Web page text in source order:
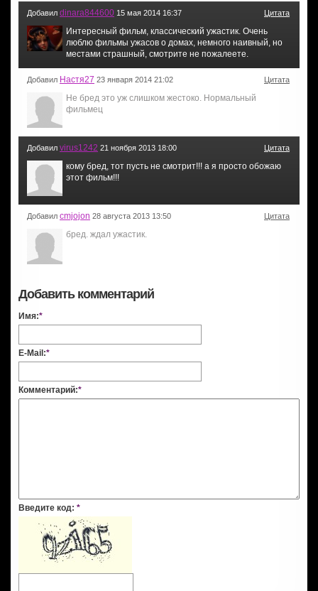
Добавил dinara844600 15 мая 2014 16:37 Цитата
Интересный фильм, классический ужастик. Очень
люблю фильмы ужасов о домах, немного наивный, но
местами страшный, смотрите не пожалеете.
Добавил Настя27 23 января 2014 21:02 Цитата
Не бред это уж слишком жестоко. Нормальный
фильмец
Добавил virus1242 21 ноября 2013 18:00 Цитата
кому бред, тот пусть не смотрит!!! а я просто обожаю
этот фильм!!!
Добавил cmjojon 28 августа 2013 13:50 Цитата
бред. ждал ужастик.
Добавить комментарий
Имя:*
E-Mail:*
Комментарий:*
Введите код: *